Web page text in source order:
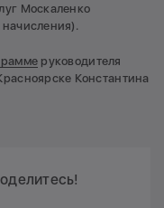
Москаленко
руководителя
Константина